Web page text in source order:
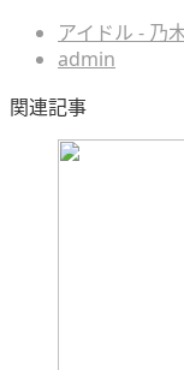
アイドル - 乃
admin
関連記事